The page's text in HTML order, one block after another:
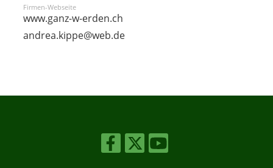
Firmen-Webseite
www.ganz-w-erden.ch
andrea.kippe@web.de